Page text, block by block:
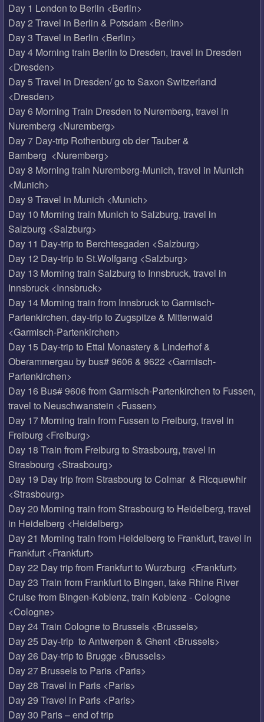
Day 1 London to Berlin <Berlin>
Day 2 Travel in Berlin & Potsdam <Berlin>
Day 3 Travel in Berlin <Berlin>
Day 4 Morning train Berlin to Dresden, travel in Dresden
<Dresden>
Day 5 Travel in Dresden/ go to Saxon Switzerland
<Dresden>
Day 6 Morning Train Dresden to Nuremberg, travel in
Nuremberg <Nuremberg>
Day 7 Day-trip Rothenburg ob der Tauber &
Bamberg <Nuremberg>
Day 8 Morning train Nuremberg-Munich, travel in Munich
<Munich>
Day 9 Travel in Munich <Munich>
Day 10 Morning train Munich to Salzburg, travel in
Salzburg <Salzburg>
Day 11 Day-trip to Berchtesgaden <Salzburg>
Day 12 Day-trip to St.Wolfgang <Salzburg>
Day 13 Morning train Salzburg to Innsbruck, travel in
Innsbruck <Innsbruck>
Day 14 Morning train from Innsbruck to Garmisch-
Partenkirchen, day-trip to Zugspitze & Mittenwald
<Garmisch-Partenkirchen>
Day 15 Day-trip to Ettal Monastery & Linderhof &
Oberammergau by bus# 9606 & 9622 <Garmisch-
Partenkirchen>
Day 16 Bus# 9606 from Garmisch-Partenkirchen to Fussen,
travel to Neuschwanstein <Fussen>
Day 17 Morning train from Fussen to Freiburg, travel in
Freiburg <Freiburg>
Day 18 Train from Freiburg to Strasbourg, travel in
Strasbourg <Strasbourg>
Day 19 Day trip from Strasbourg to Colmar & Ricquewhir
<Strasbourg>
Day 20 Morning train from Strasbourg to Heidelberg, travel
in Heidelberg <Heidelberg>
Day 21 Morning train from Heidelberg to Frankfurt, travel in
Frankfurt <Frankfurt>
Day 22 Day trip from Frankfurt to Wurzburg <Frankfurt>
Day 23 Train from Frankfurt to Bingen, take Rhine River
Cruise from Bingen-Koblenz, train Koblenz - Cologne
<Cologne>
Day 24 Train Cologne to Brussels <Brussels>
Day 25 Day-trip to Antwerpen & Ghent <Brussels>
Day 26 Day-trip to Brugge <Brussels>
Day 27 Brussels to Paris <Paris>
Day 28 Travel in Paris <Paris>
Day 29 Travel in Paris <Paris>
Day 30 Paris – end of trip